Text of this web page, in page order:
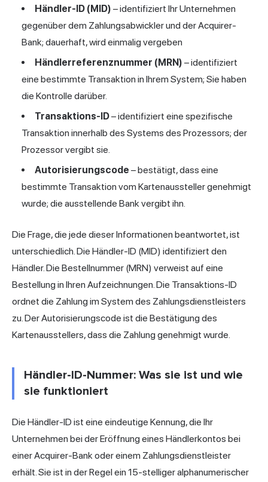
Händler-ID (MID) – identifiziert Ihr Unternehmen
gegenüber dem Zahlungsabwickler und der Acquirer-
Bank; dauerhaft, wird einmalig vergeben
Händlerreferenznummer (MRN) – identifiziert
eine bestimmte Transaktion in Ihrem System; Sie haben
die Kontrolle darüber.
Transaktions-ID– identifiziert eine spezifische
Transaktion innerhalb des Systems des Prozessors; der
Prozessor vergibt sie.
Autorisierungscode – bestätigt, dass eine
bestimmte Transaktion vom Kartenaussteller genehmigt
wurde; die ausstellende Bank vergibt ihn.
Die Frage, die jede dieser Informationen beantwortet, ist
unterschiedlich. Die Händler-ID (MID) identifiziert den
Händler. Die Bestellnummer (MRN) verweist auf eine
Bestellung in Ihren Aufzeichnungen. Die Transaktions-ID
ordnet die Zahlung im System des Zahlungsdienstleisters
zu. Der Autorisierungscode ist die Bestätigung des
Kartenausstellers, dass die Zahlung genehmigt wurde.
Händler-ID-Nummer: Was sie ist und wie
sie funktioniert
Die Händler-ID ist eine eindeutige Kennung, die Ihr
Unternehmen bei der Eröffnung eines Händlerkontos bei
einer Acquirer-Bank oder einem Zahlungsdienstleister
erhält. Sie ist in der Regel ein 15-stelliger alphanumerischer